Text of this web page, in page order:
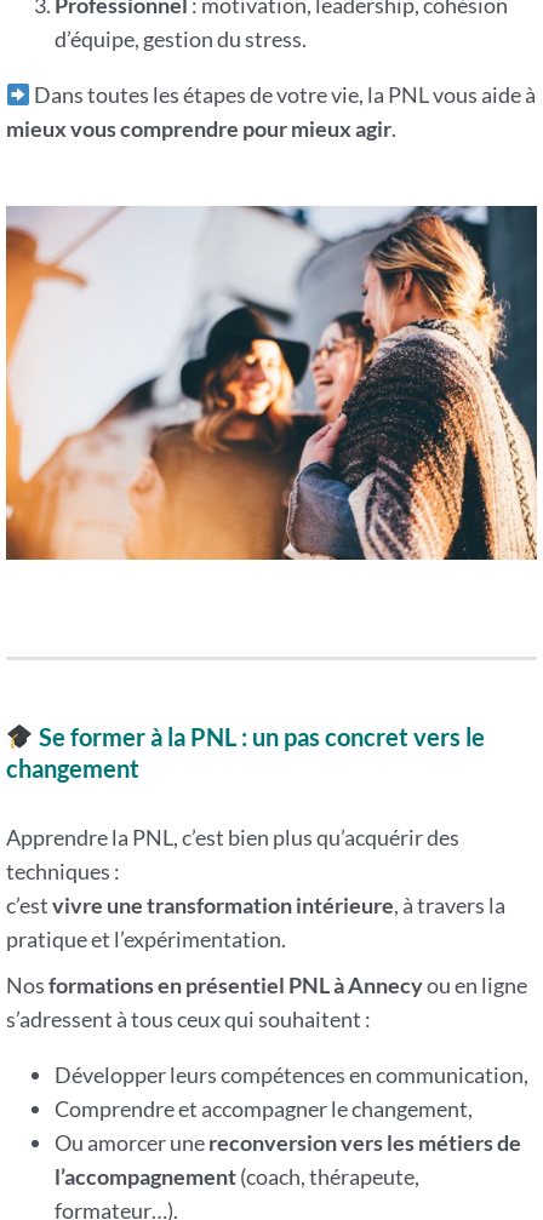
d’équipe, gestion du stress.
Dans toutes les étapes de votre vie, la PNL vous aide à
mieux vous comprendre pour mieux agir.
Se former à la PNL : un pas concret vers le
changement
Apprendre la PNL, c’est bien plus qu’acquérir des
techniques :
c’estvivre une transformation intérieure, à travers la
pratique et l’expérimentation.
Nosformations en présentiel PNL à Annecyou en ligne
s’adressent à tous ceux qui souhaitent :
Développer leurs compétences en communication,
Comprendre et accompagner le changement,
Ou amorcer unereconversion vers les métiers de
l’accompagnement(coach, thérapeute,
formateur…).